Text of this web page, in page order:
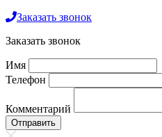
Заказать звонок
Заказать звонок
Имя
Телефон
Комментарий
Отправить